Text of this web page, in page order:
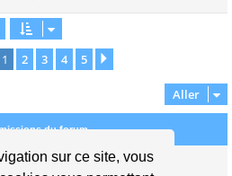
sur ce site, vous
1 2 3 4 5
Aller
du forum
sujets dans ce forum
dans ce forum